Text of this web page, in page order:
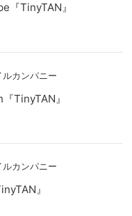
『TinyTAN』
ルカンパニー
TinyTAN』
ルカンパニー
』